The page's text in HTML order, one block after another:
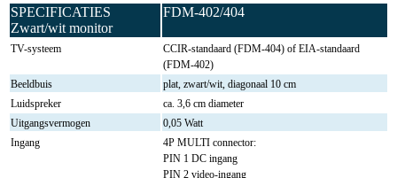
SPECIFICATIES
Zwart/wit monitor
FDM-402/404
TV-systeem
CCIR-standaard (FDM-404) of EIA-standaard
(FDM-402)
Beeldbuis
plat, zwart/wit, diagonaal 10 cm
Luidspreker
ca. 3,6 cm diameter
Uitgangsvermogen
0,05 Watt
Ingang
4P MULTI connector:
PIN 1 DC ingang
PIN 2 video-ingang